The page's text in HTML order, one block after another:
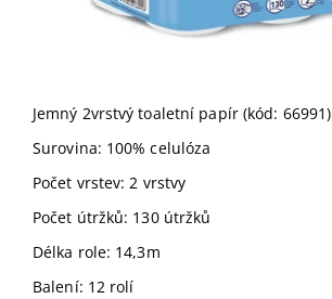
Jemný 2vrstvý toaletní papír (kód: 66991)
Surovina: 100% celulóza
Počet vrstev: 2 vrstvy
Počet útržků: 130 útržků
Délka role: 14,3m
Balení: 12 rolí